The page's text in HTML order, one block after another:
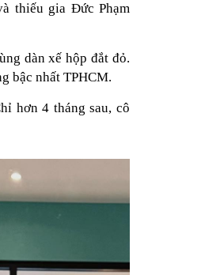
trạng
thiếu gia Đức Phạm
dàn xế hộp đắt đỏ.
bậc nhất TPHCM.
hơn 4 tháng sau, cô